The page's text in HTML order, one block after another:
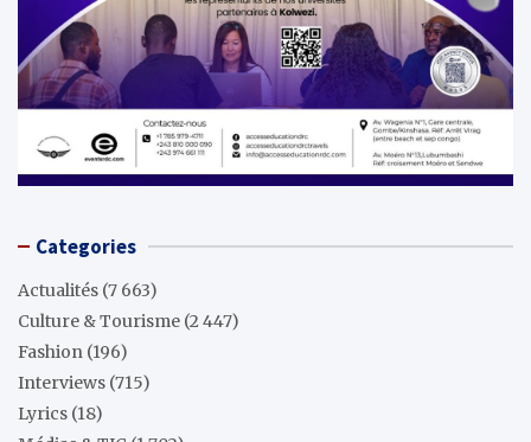
Categories
Actualités (7 663)
Culture & Tourisme (2 447)
Fashion (196)
Interviews (715)
Lyrics (18)